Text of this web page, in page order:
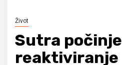
Život
Sutra počinje
reaktiviranje